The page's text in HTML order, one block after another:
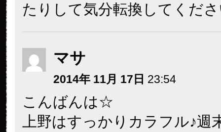
たりして気分転換してくだ
マサ
2014年 11月 17日 23:54
こんばんは☆
上野はすっかりカラフル♪週